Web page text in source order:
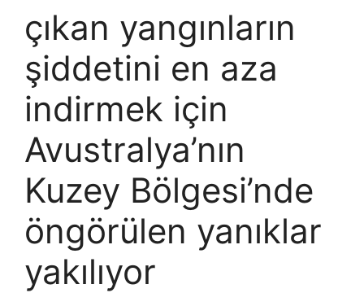
çıkan yangınların
şiddetini en aza
indirmek için
Avustralya’nın
Kuzey Bölgesi’nde
öngörülen yanıklar
yakılıyor